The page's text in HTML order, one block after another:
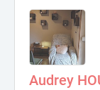
Audrey